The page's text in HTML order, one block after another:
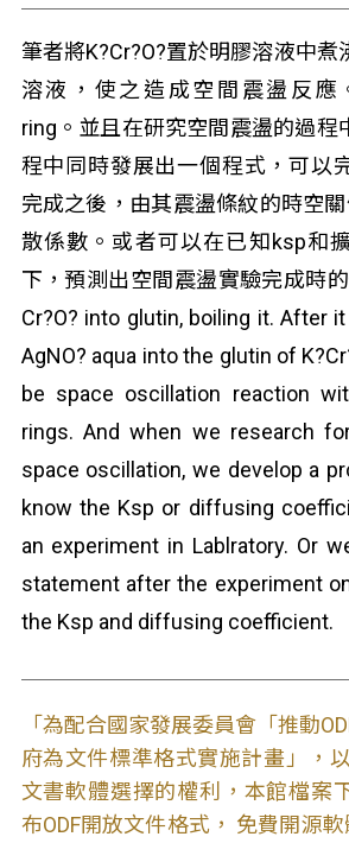
筆者將K?Cr?O?置於明膠溶液中煮
溶液，使之造成空間震盪反應
ring。並且在研究空間震盪的過程
程中同時發展出一個程式，可以
完成之後，由其震盪條紋的時空
散係數。或者可以在已知ksp和
下，預測出空間震盪實驗完成時
Cr?O? into glutin, boiling it. After
AgNO? aqua into the glutin of
be space oscillation reaction
rings. And when we research
space oscillation, we develop a
know the Ksp or diffusing
an experiment in Lablratory. Or
statement after the experiment
the Ksp and diffusing coefficient.
「為配合國家發展委員會「推動
府為文件標準格式實施計畫」，
文書軟體選擇的權利，本館檔案
布ODF開放文件格式， 免費開源